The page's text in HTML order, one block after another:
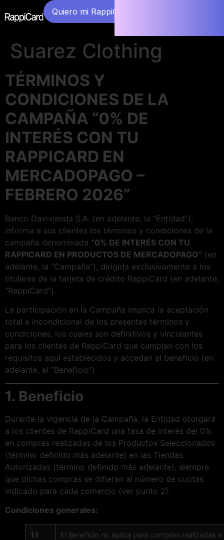
Quiero mi RappiCard
Suarez Clothing
TÉRMINOS Y
CONDICIONES DE LA
CAMPAÑA “0% DE
INTERÉS CON TU
RAPPICARD EN
MERCADOPAGO –
FEBRERO 2026”
Banco Davivienda S.A. (en adelante, la “Entidad”),
informa a sus clientes los términos y condiciones de la
campaña denominada “0% DE INTERÉS CON TU
RAPPICARD EN PRODUCTOS DE MERCADOPAGO” (en
adelante, la “Campaña”), dirigida exclusivamente a los
titulares de la tarjeta de crédito RappiCard (en adelante,
“RappiCard”).
La participación en la Campaña implica la aceptación
total e incondicional de los presentes términos y
condiciones, los cuales son definitivos y vinculantes
para los clientes de RappiCard que cumplan con los
requisitos aquí establecidos y accedan al beneficio (en
adelante, el “Beneficio”).
1. Beneficio
Durante la vigencia de la Campaña, la Entidad otorgará
a los clientes de RappiCard una tasa de interés del 0%
en compras realizadas de los Productos Seleccionados
(término definido más adelante) en las Tiendas
Autorizadas (término definido más adelante), siempre
que dichas compras se difieran al número de cuotas
indicado para cada comercio (ver punto 2).
Condiciones generales:
1.1
El Beneficio no aplica para compras realizadas a